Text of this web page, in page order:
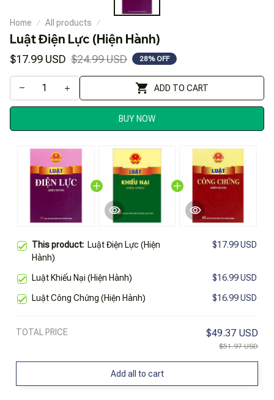
Home All products
Luật Điện Lực (Hiện Hành)
$17.99 USD $24.99 USD 28% OFF
ADD TO CART
BUY NOW
This product: Luật Điện Lực (Hiện
Hành)
$17.99 USD
Luật Khiếu Nại (Hiện Hành) $16.99 USD
Luật Công Chứng (Hiện Hành) $16.99 USD
TOTAL PRICE $49.37 USD
$51.97 USD
Add all to cart